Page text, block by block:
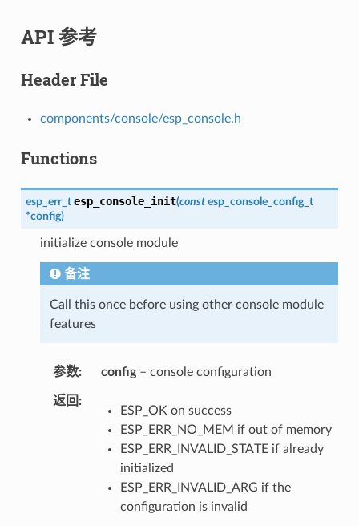
API 参考
Header File
components/console/esp_console.h
Functions
esp_err_t esp_console_init(const esp_console_config_t
*config)
initialize console module
备注
Call this once before using other console module
features
参数 config– console configuration
返回
ESP_OK on success
ESP_ERR_NO_MEM if out of memory
ESP_ERR_INVALID_STATE if already
initialized
ESP_ERR_INVALID_ARG if the
configuration is invalid